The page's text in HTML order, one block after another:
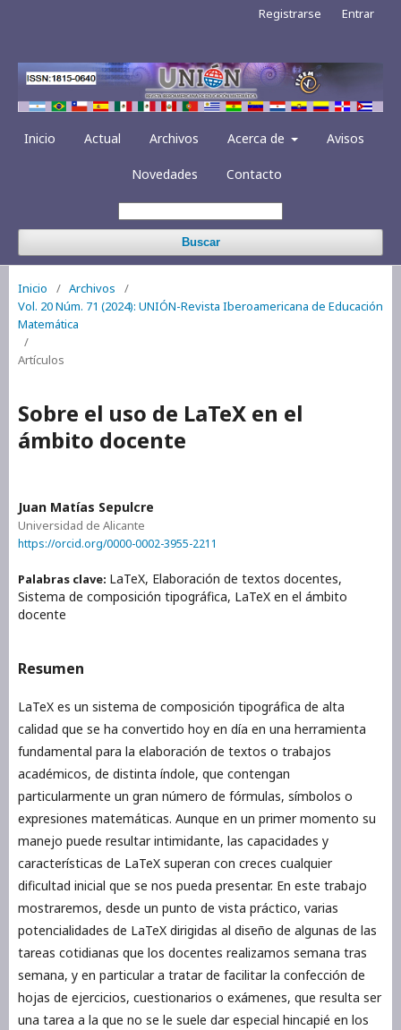
Inicio Actual Archivos Acerca de Avisos
Novedades Contacto
Buscar
Registrarse Entrar
Inicio / Archivos
/
Vol. 20 Núm. 71 (2024): UNIÓN-Revista Iberoamericana de Educación
Matemática
/
Artículos
Sobre el uso de LaTeX en el
ámbito docente
Juan Matías Sepulcre
Universidad de Alicante
https://orcid.org/0000-0002-3955-2211
Palabras clave: LaTeX, Elaboración de textos docentes,
Sistema de composición tipográfica, LaTeX en el ámbito
docente
Resumen
LaTeX es un sistema de composición tipográfica de alta
calidad que se ha convertido hoy en día en una herramienta
fundamental para la elaboración de textos o trabajos
académicos, de distinta índole, que contengan
particularmente un gran número de fórmulas, símbolos o
expresiones matemáticas. Aunque en un primer momento su
manejo puede resultar intimidante, las capacidades y
características de LaTeX superan con creces cualquier
dificultad inicial que se nos pueda presentar. En este trabajo
mostraremos, desde un punto de vista práctico, varias
potencialidades de LaTeX dirigidas al diseño de algunas de las
tareas cotidianas que los docentes realizamos semana tras
semana, y en particular a tratar de facilitar la confección de
hojas de ejercicios, cuestionarios o exámenes, que resulta ser
una tarea a la que no se le suele dar especial hincapié en los